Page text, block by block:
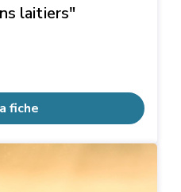
laitiers"
fiche